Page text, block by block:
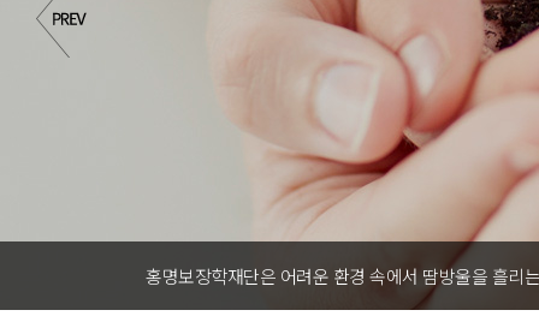
홍명보장학재단은 어려운 환경 속에서 땀방울을 흘리